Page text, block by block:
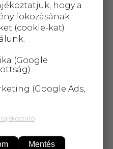
hogy a
fokozásának
(cookie-kat)
(Google
(Google Ads,
tájékoztató
Mentés